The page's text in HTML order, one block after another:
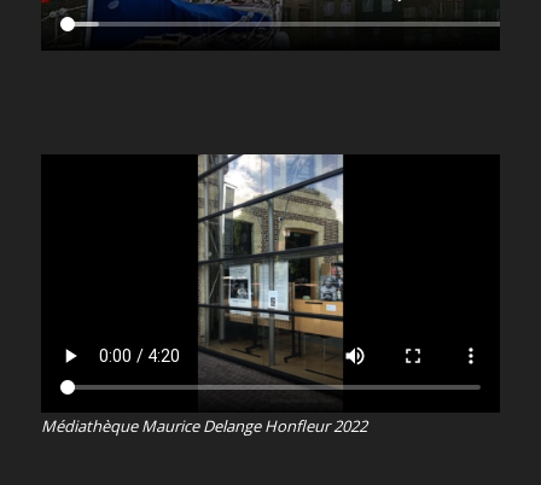
Médiathèque Maurice Delange Honfleur 2022